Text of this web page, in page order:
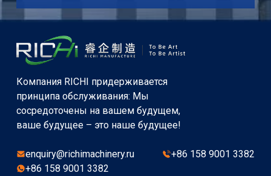
Компания RICHI придерживается
принципа обслуживания: Мы
сосредоточены на вашем будущем,
ваше будущее – это наше будущее!
enquiry@richimachinery.ru
+86 158 9001 3382
+86 158 9001 3382